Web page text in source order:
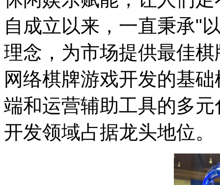
自成立以来，一直秉承"
理念，为市场提供最佳
网络棋牌游戏开发的基
端和运营辅助工具的多
开发领域占据龙头地位。